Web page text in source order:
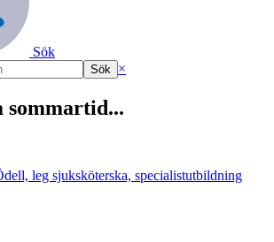
Sök
×
sommartid...
leg sjuksköterska, specialistutbildning